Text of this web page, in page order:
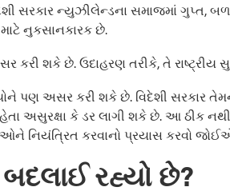
સરકાર ન્યુઝીલેન્ડના સમાજમાં ગુપ્ત,
નુકસાનકારક છે.
કરી શકે છે. ઉદાહરણ તરીકે, તે
અસર કરી શકે છે. વિદેશી સરકાર
અસુરક્ષા કે ડર લાગી શકે છે. આ ઠીક
નિયંત્રિત કરવાનો પ્રયાસ કરવો
બદલાઈ રહ્યો છે?